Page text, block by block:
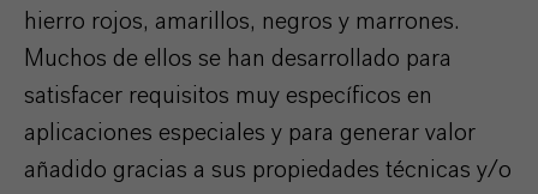
hierro rojos, amarillos, negros y marrones.
Muchos de ellos se han desarrollado para
satisfacer requisitos muy específicos en
aplicaciones especiales y para generar valor
añadido gracias a sus propiedades técnicas y/o